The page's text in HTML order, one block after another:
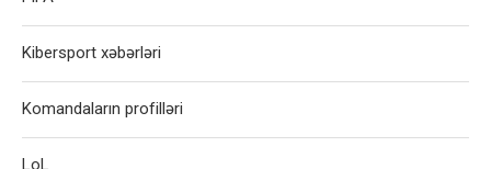
Kibersport xəbərləri
Komandaların profilləri
LoL